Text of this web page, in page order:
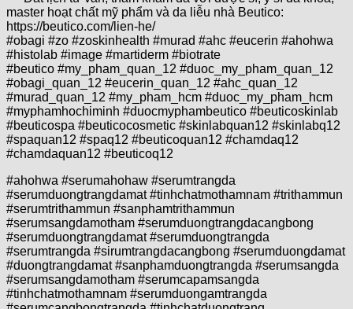
master hoạt chất mỹ phẩm và da liễu nhà Beutico:
https://beutico.com/lien-he/
#obagi #zo #zoskinhealth #murad #ahc #eucerin #ahohwa
#histolab #image #martiderm #biotrate
#beutico #my_pham_quan_12 #duoc_my_pham_quan_12
#obagi_quan_12 #eucerin_quan_12 #ahc_quan_12
#murad_quan_12 #my_pham_hcm #duoc_my_pham_hcm
#myphamhochiminh #duocmyphambeutico #beuticoskinlab
#beuticospa #beuticocosmetic #skinlabquan12 #skinlabq12
#spaquan12 #spaq12 #beuticoquan12 #chamdaq12
#chamdaquan12 #beuticoq12
#ahohwa #serumahohaw #serumtrangda
#serumduongtrangdamat #tinhchatmothamnam #trithammun
#serumtrithammun #sanphamtrithammun
#serumsangdamotham #serumduongtrangdacangbong
#serumduongtrangdamat #serumduongtrangda
#serumtrangda #sirumtrangdacangbong #serumduongdamat
#duongtrangdamat #sanphamduongtrangda #serumsangda
#serumsangdamotham #serumcapamsangda
#tinhchatmothamnam #serumduongamtrangda